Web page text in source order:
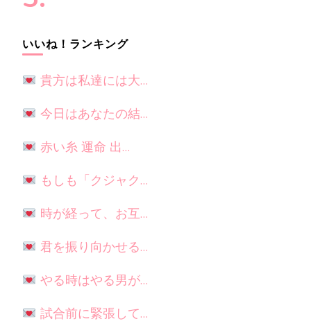
いいね！ランキング
貴方は私達には大…
今日はあなたの結…
赤い糸 運命 出…
もしも「クジャク…
時が経って、お互…
君を振り向かせる…
やる時はやる男が…
試合前に緊張して…